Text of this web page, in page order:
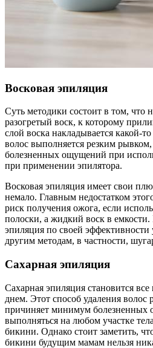
Восковая эпиляция
Суть методики состоит в том, что
разогретый воск, к которому
слой воска накладывается какой-
волос выполняется резким
болезненных ощущений при
при применении эпилятора.
Восковая эпиляция имеет свои
немало. Главным недостатком
риск получения ожога, если
полоски, а жидкий воск в
эпиляция по своей эффективности
другим методам, в частности,
Сахарная эпиляция
Сахарная эпиляция становится
днем. Этот способ удаления волос
причиняет минимум
выполняться на любом участке
бикини. Однако стоит заметить,
бикини будущим мамам нельзя